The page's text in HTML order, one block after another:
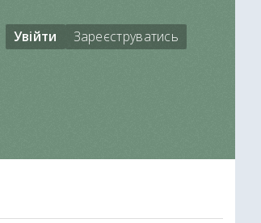
Увійти Зареєструватись